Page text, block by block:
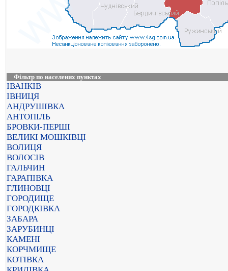
Фільтр по населених пунктах
ІВАНКІВ
ІВНИЦЯ
АНДРУШІВКА
АНТОПІЛЬ
БРОВКИ-ПЕРШІ
ВЕЛИКІ МОШКІВЦІ
ВОЛИЦЯ
ВОЛОСІВ
ГАЛЬЧИН
ГАРАПІВКА
ГЛИНОВЦІ
ГОРОДИЩЕ
ГОРОДКІВКА
ЗАБАРА
ЗАРУБИНЦІ
КАМЕНІ
КОРЧМИЩЕ
КОТІВКА